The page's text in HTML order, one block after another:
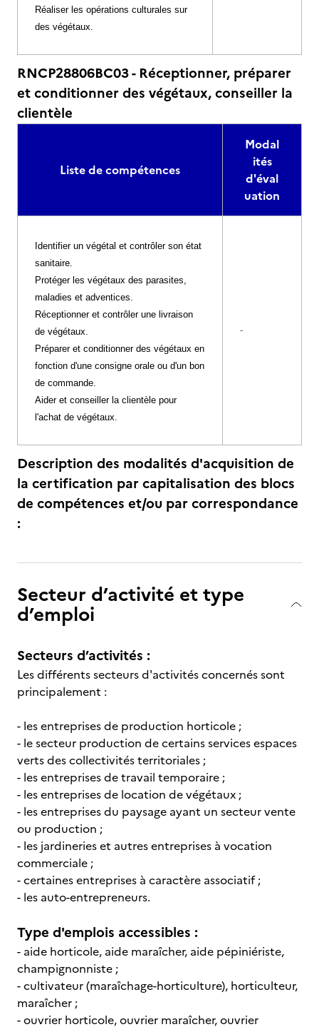
Réaliser les opérations culturales sur
des végétaux.
RNCP28806BC03 - Réceptionner, préparer
et conditionner des végétaux, conseiller la
clientèle
Liste de compétences
Modal
ités
d'éval
uation
Identifier un végétal et contrôler son état
sanitaire.
Protéger les végétaux des parasites,
maladies et adventices.
Réceptionner et contrôler une livraison
de végétaux.
Préparer et conditionner des végétaux en
fonction d'une consigne orale ou d'un bon
de commande.
Aider et conseiller la clientèle pour
l'achat de végétaux.
-
Description des modalités d'acquisition de
la certification par capitalisation des blocs
de compétences et/ou par correspondance
:
Secteur d’activité et type
d’emploi
Secteurs d’activités :
Les différents secteurs d'activités concernés sont
principalement :
- les entreprises de production horticole ;
- le secteur production de certains services espaces
verts des collectivités territoriales ;
- les entreprises de travail temporaire ;
- les entreprises de location de végétaux ;
- les entreprises du paysage ayant un secteur vente
ou production ;
- les jardineries et autres entreprises à vocation
commerciale ;
- certaines entreprises à caractère associatif ;
- les auto-entrepreneurs.
Type d'emplois accessibles :
- aide horticole, aide maraîcher, aide pépiniériste,
champignonniste ;
- cultivateur (maraîchage-horticulture), horticulteur,
maraîcher ;
- ouvrier horticole, ouvrier maraîcher, ouvrier